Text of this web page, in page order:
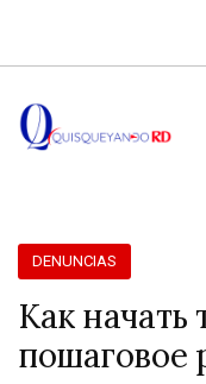
DENUNCIAS
Как начать
пошаговое